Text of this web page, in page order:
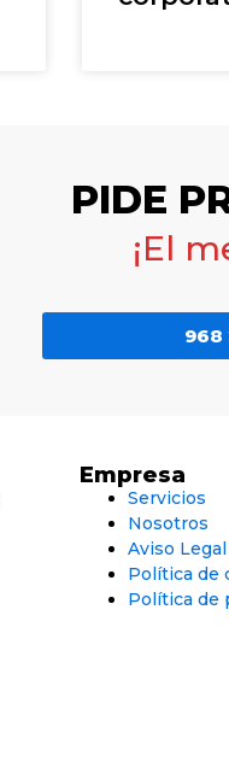
PIDE
¡El
968
Empresa
Servicios
Nosotros
Aviso Legal
Política de
Política de